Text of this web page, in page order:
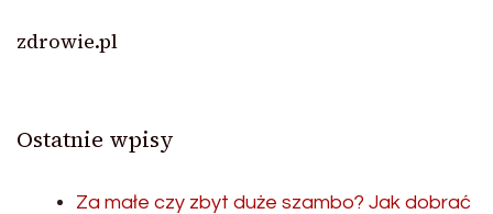
zdrowie.pl
Ostatnie wpisy
Za małe czy zbyt duże szambo? Jak dobrać